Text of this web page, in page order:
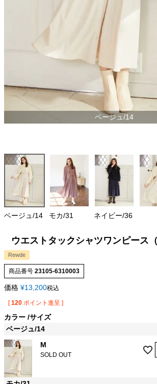
ベージュ/14
ベージュ/14 モカ/31 ネイビー/36
ウエストタックシャツワンピース
Rewde
商品番号 23105-6310003
価格 ¥13,200税込
[ 120 ポイント進呈 ]
カラー サイズ
ベージュ/14
M
SOLD OUT